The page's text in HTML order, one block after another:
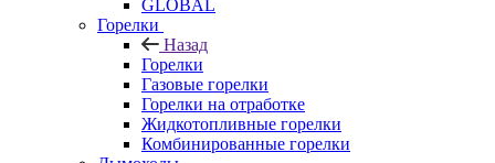
GLOBAL
Горелки
Назад
Горелки
Газовые горелки
Горелки на отработке
Жидкотопливные горелки
Комбинированные горелки